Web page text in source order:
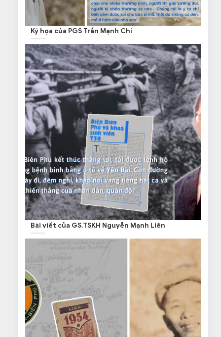
Ký họa của PGS Trần Mạnh Chí
Bài viết của GS.TSKH Nguyễn Mạnh Liên